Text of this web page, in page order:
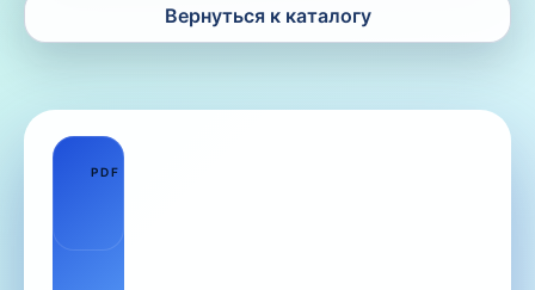
Вернуться к каталогу
PDF